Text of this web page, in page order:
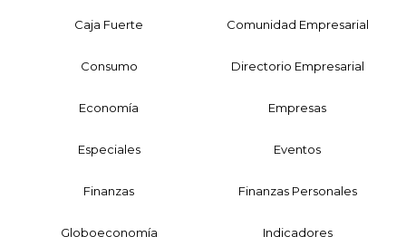
Caja Fuerte Comunidad Empresarial
Consumo Directorio Empresarial
Economía Empresas
Especiales Eventos
Finanzas Finanzas Personales
Globoeconomía Indicadores